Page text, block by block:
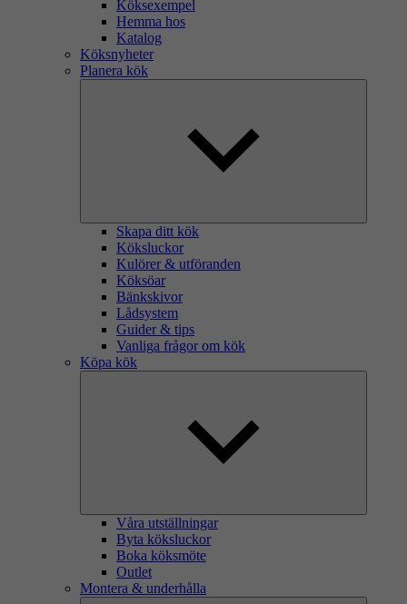
Köksexempel
Hemma hos
Katalog
Köksnyheter
Planera kök
Skapa ditt kök
Köksluckor
Kulörer & utföranden
Köksöar
Bänkskivor
Lådsystem
Guider & tips
Vanliga frågor om kök
Köpa kök
Våra utställningar
Byta köksluckor
Boka köksmöte
Outlet
Montera & underhålla